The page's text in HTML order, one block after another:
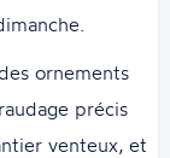
ornements
précis
venteux, et